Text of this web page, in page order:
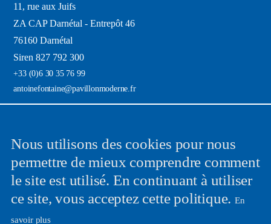
11, rue aux Juifs
ZA CAP Darnétal - Entrepôt 46
76160 Darnétal
Siren 827 792 300
+33 (0)6 30 35 76 99
antoinefontaine@pavillonmoderne.fr
News
Recevez mes dernières trouvailles directement dans votre boîte e-mail et
ça une fois par mois !
Nous utilisons des cookies pour nous
permettre de mieux comprendre comment
le site est utilisé. En continuant à utiliser
ce site, vous acceptez cette politique. En
savoir plus